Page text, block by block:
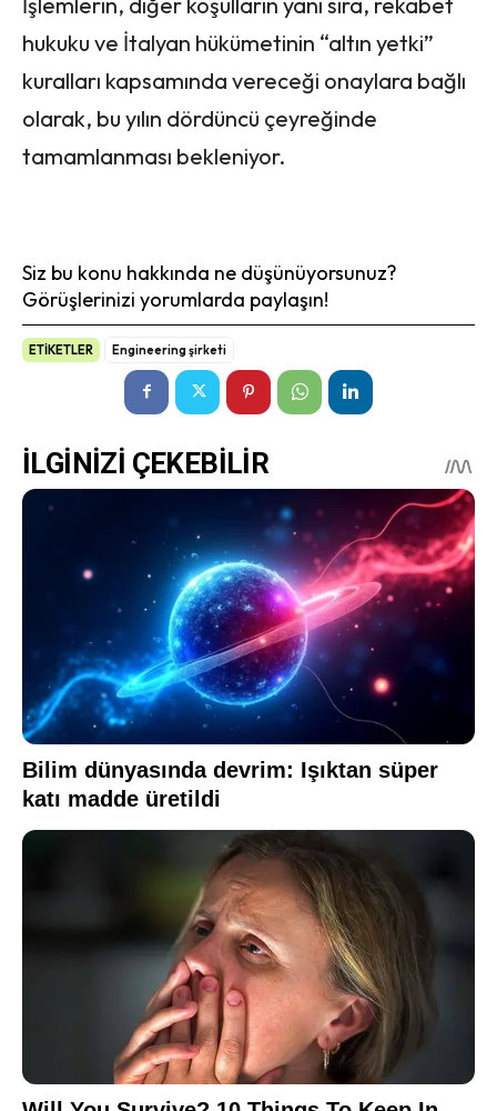
hukuku ve İtalyan hükümetinin “altın yetki”
kuralları kapsamında vereceği onaylara bağlı
olarak, bu yılın dördüncü çeyreğinde
tamamlanması bekleniyor.
Siz bu konu hakkında ne düşünüyorsunuz?
Görüşlerinizi yorumlarda paylaşın!
ETİKETLER Engineering şirketi